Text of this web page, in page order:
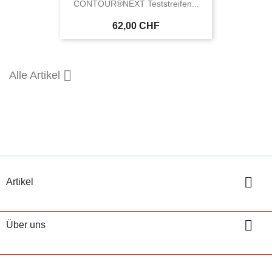
CONTOUR®NEXT Teststreifen...
62,00 CHF
Alle Artikel 
Artikel 
Über uns 